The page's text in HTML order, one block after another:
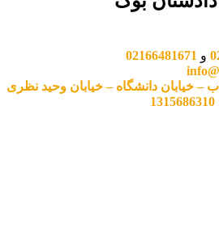
و 02166481671
– خیابان دانشگاه – خیابان وحید نظری